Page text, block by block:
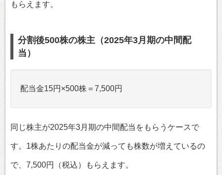
もらえます。
分割後500株の株主（2025年3月期の中間配
当）
配当金15円×500株＝7,500円
同じ株主が2025年3月期の中間配当をもらうケースで
す。1株あたりの配当金が減っても株数が増えているの
で、7,500円（税込）もらえます。